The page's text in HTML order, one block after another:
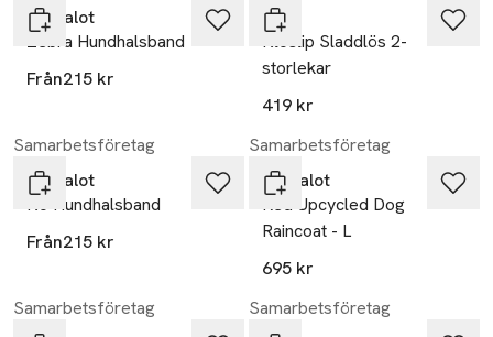
Barkalot
Zebra Hundhalsband
Från215 kr
Wahl
Kloslip Sladdlös 2-
storlekar
419 kr
Samarbetsföretag
Barkalot
Ko Hundhalsband
Från215 kr
Samarbetsföretag
Barkalot
Red Upcycled Dog
Raincoat - L
695 kr
Samarbetsföretag
Samarbetsföretag